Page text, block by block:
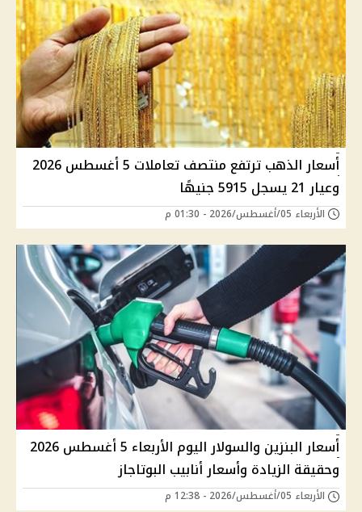
أسعار الذهب ترتفع منتصف تعاملات 5 أغسطس 2026
وعيار 21 يسجل 5915 جنيهًا
الأربعاء 05/أغسطس/2026 - 01:30 م
أسعار البنزين والسولار اليوم الأربعاء 5 أغسطس 2026
وحقيقة الزيادة وأسعار أنابيب البوتاجاز
الأربعاء 05/أغسطس/2026 - 12:38 م